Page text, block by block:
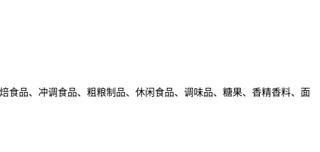
品、冲调食品、粗粮制品、休闲食品、调味品、糖果、香精香料、面